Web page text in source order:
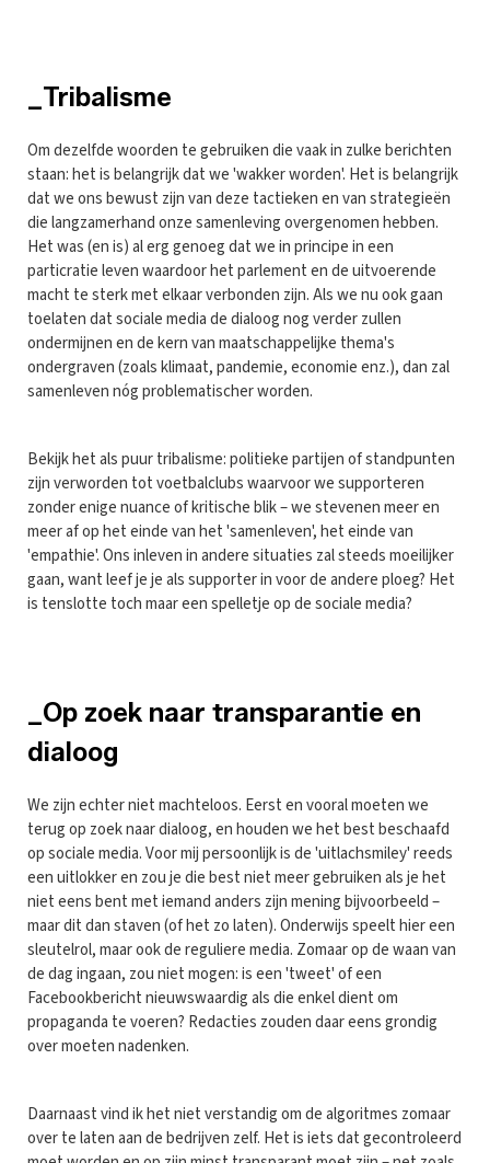
_Tribalisme
Om dezelfde woorden te gebruiken die vaak in zulke berichten
staan: het is belangrijk dat we 'wakker worden'. Het is belangrijk
dat we ons bewust zijn van deze tactieken en van strategieën
die langzamerhand onze samenleving overgenomen hebben.
Het was (en is) al erg genoeg dat we in principe in een
particratie leven waardoor het parlement en de uitvoerende
macht te sterk met elkaar verbonden zijn. Als we nu ook gaan
toelaten dat sociale media de dialoog nog verder zullen
ondermijnen en de kern van maatschappelijke thema's
ondergraven (zoals klimaat, pandemie, economie enz.), dan zal
samenleven nóg problematischer worden.
Bekijk het als puur tribalisme: politieke partijen of standpunten
zijn verworden tot voetbalclubs waarvoor we supporteren
zonder enige nuance of kritische blik – we stevenen meer en
meer af op het einde van het 'samenleven', het einde van
'empathie'. Ons inleven in andere situaties zal steeds moeilijker
gaan, want leef je je als supporter in voor de andere ploeg? Het
is tenslotte toch maar een spelletje op de sociale media?
_Op zoek naar transparantie en
dialoog
We zijn echter niet machteloos. Eerst en vooral moeten we
terug op zoek naar dialoog, en houden we het best beschaafd
op sociale media. Voor mij persoonlijk is de 'uitlachsmiley' reeds
een uitlokker en zou je die best niet meer gebruiken als je het
niet eens bent met iemand anders zijn mening bijvoorbeeld –
maar dit dan staven (of het zo laten). Onderwijs speelt hier een
sleutelrol, maar ook de reguliere media. Zomaar op de waan van
de dag ingaan, zou niet mogen: is een 'tweet' of een
Facebookbericht nieuwswaardig als die enkel dient om
propaganda te voeren? Redacties zouden daar eens grondig
over moeten nadenken.
Daarnaast vind ik het niet verstandig om de algoritmes zomaar
over te laten aan de bedrijven zelf. Het is iets dat gecontroleerd